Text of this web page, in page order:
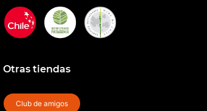
Otras tiendas
Club de amigos